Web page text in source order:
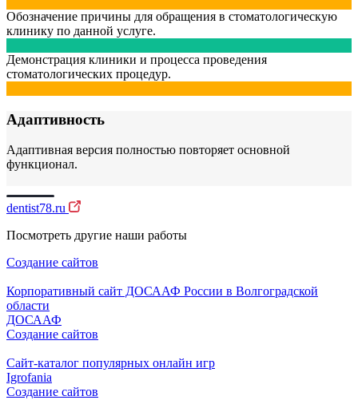
Обозначение причины для обращения в стоматологическую
клинику по данной услуге.
Демонстрация клиники и процесса проведения
стоматологических процедур.
Адаптивность
Адаптивная версия полностью повторяет основной
функционал.
dentist78.ru
Посмотреть другие наши работы
Создание сайтов
Корпоративный сайт ДОСААФ России в Волгоградской
области
ДОСААФ
Создание сайтов
Cайт-каталог популярных онлайн игр
Igrofania
Создание сайтов